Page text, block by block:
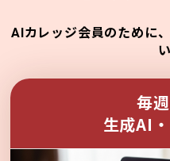
AIカレッジ会員のために
毎
生成AI